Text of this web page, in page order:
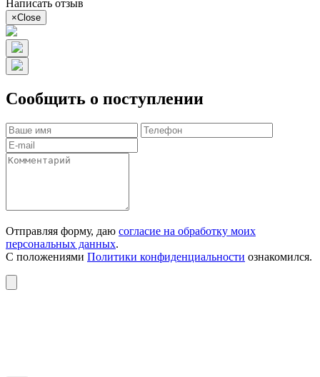
Написать отзыв
×Close
Сообщить о поступлении
Отправляя форму, даю согласие на обработку моих
персональных данных.
С положениями Политики конфиденциальности ознакомился.